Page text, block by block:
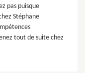
pas puisque
Stéphane
tout de suite chez